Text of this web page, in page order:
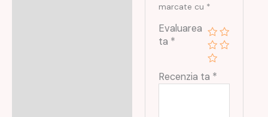
marcate cu *
Evaluarea
ta *
Recenzia ta *